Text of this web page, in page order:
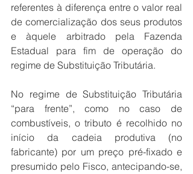
referentes à diferença entre o valor real
de comercialização dos seus produtos
e àquele arbitrado pela Fazenda
Estadual para fim de operação do
regime de Substituição Tributária.
No regime de Substituição Tributária
“para frente”, como no caso de
combustíveis, o tributo é recolhido no
início da cadeia produtiva (no
fabricante) por um preço pré-fixado e
presumido pelo Fisco, antecipando-se,